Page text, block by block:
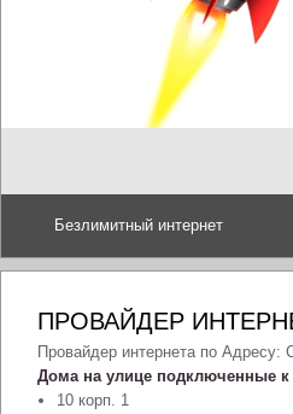
Безлимитный интернет
ПРОВАЙДЕР
Провайдер интернета по Адресу:
Дома на улице подключенные
10 корп. 1